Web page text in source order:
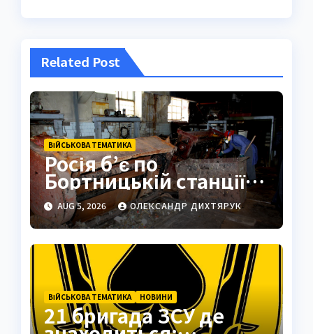
Related Post
ВІЙСЬКОВА ТЕМАТИКА
Росія б’є по
Бортницькій станції:
експерт попередив
про катастрофу
AUG 5, 2026 ОЛЕКСАНДР ДИХТЯРУК
ВІЙСЬКОВА ТЕМАТИКА НОВИНИ
21 бригада ЗСУ де